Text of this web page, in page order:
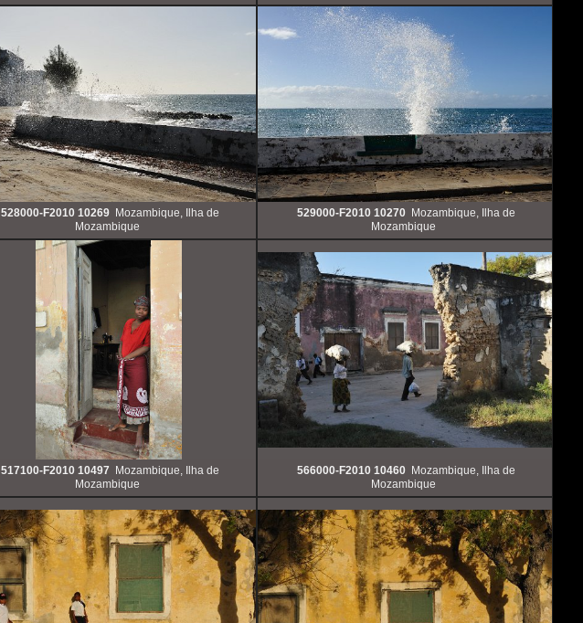
528000-F2010 10269 Mozambique, Ilha de
Mozambique
529000-F2010 10270 Mozambique, Ilha de
Mozambique
517100-F2010 10497
Mozambique, Ilha de
Mozambique
566000-F2010 10460 Mozambique, Ilha de
Mozambique